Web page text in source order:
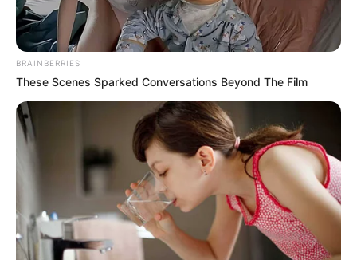
ALERTA BOGOTÁ EN GOOGLE NEWS
TEMAS RELACIONADOS
BEBÉ RECIÉN NACIDO
BOGOTÁ
POLICÍA METROPOLITANA DE BOGOTÁ
USME
MANTÉNGASE EN ALERTA
BRAINBERRIES
These Scenes Sparked Conversations Beyond The Film